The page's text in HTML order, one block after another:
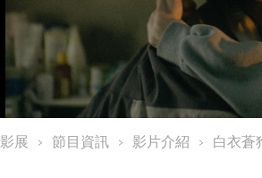
影展 節目資訊 影片介紹 白衣蒼